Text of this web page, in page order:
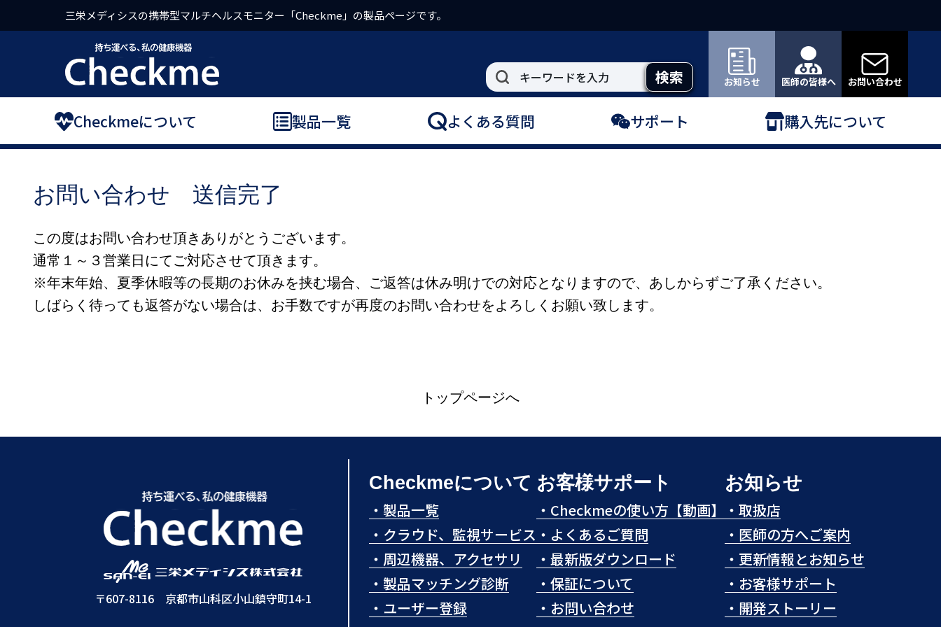
三栄メディシスの携帯型マルチヘルスモニター「Checkme」の製品ページです。
お知らせ 医師の皆様へ お問い合わせ
Checkmeについて 製品一覧 よくある質問 サポート 購入先について
お問い合わせ 送信完了
この度はお問い合わせ頂きありがとうございます。
通常１～３営業日にてご対応させて頂きます。
※年末年始、夏季休暇等の長期のお休みを挟む場合、ご返答は休み明けでの対応となりますので、あしからずご了承ください。
しばらく待っても返答がない場合は、お手数ですが再度のお問い合わせをよろしくお願い致します。
トップページへ
〒607-8116 京都市山科区小山鎮守町14-1
Checkmeについて
・ 製品一覧
・ クラウド、監視サービス
・ 周辺機器、アクセサリ
・ 製品マッチング診断
・ ユーザー登録
お客様サポート
・ Checkmeの使い方【動画】
・ よくあるご質問
・ 最新版ダウンロード
・ 保証について
・ お問い合わせ
お知らせ
・ 取扱店
・ 医師の方へご案内
・ 更新情報とお知らせ
・ お客様サポート
・ 開発ストーリー